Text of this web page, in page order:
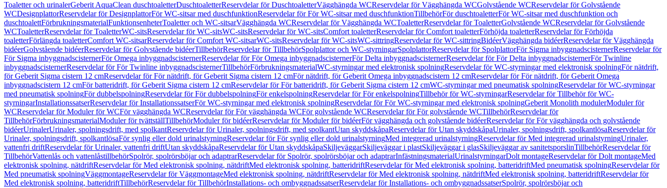
Toaletter och urinalerGeberit AquaClean duschtoaletterDuschtoaletterReservdelar för DuschtoaletterVägghängda WCReservdelar för Vägghängda WCGolvstående WCReservdelar för Golvstående
WCDesignplattorReservdelar för DesignplattorFör WC-sitsar med duschfunktionReservdelar för För WC-sitsar med duschfunktionTillbehörFör duschtoaletterFör WC-sitsar med duschfunktion och
duschtoalettFörbrukningsmaterialFunktionsenheterToaletter och WC-sitsarVägghängda WCReservdelar för Vägghängda WCToaletterReservdelar för ToaletterGolvstående WCReservdelar för Golvstående
WCToaletterReservdelar för ToaletterWC-sitsReservdelar för WC-sitsWC-sitsReservdelar för WC-sitsComfort toaletterReservdelar för Comfort toaletterFörhöjda toaletterReservdelar för Förhöjda
toaletterFörlängda toaletterComfort WC-sitsarReservdelar för Comfort WC-sitsarWC-sitsReservdelar för WC-sitsWC-sittringReservdelar för WC-sittringBidéerVägghängda bidéerReservdelar för Vägghängda
bidéerGolvstående bidéerReservdelar för Golvstående bidéerTillbehörReservdelar för TillbehörSpolplattor och WC-styrningarSpolplattorReservdelar för SpolplattorFör Sigma inbyggnadscisternerReservdelar för
För Sigma inbyggnadscisternerFör Omega inbyggnadscisternerReservdelar för För Omega inbyggnadscisternerFör Delta inbyggnadscisternerReservdelar för För Delta inbyggnadscisternerFör Twinline
inbyggnadscisternerReservdelar för För Twinline inbyggnadscisternerTillbehörFörbrukningsmaterialWC-styrningar med elektronisk spolningReservdelar för WC-styrningar med elektronisk spolningFör nätdrift,
för Geberit Sigma cistern 12 cmReservdelar för För nätdrift, för Geberit Sigma cistern 12 cmFör nätdrift, för Geberit Omega inbyggnadscistern 12 cmReservdelar för För nätdrift, för Geberit Omega
inbyggnadscistern 12 cmFör batteridrift, för Geberit Sigma cistern 12 cmReservdelar för För batteridrift, för Geberit Sigma cistern 12 cmWC-styrningar med pneumatisk spolningReservdelar för WC-styrningar
med pneumatisk spolningFör dubbelspolningReservdelar för För dubbelspolningFör enkelspolningReservdelar för För enkelspolningTillbehör för WC-styrningarReservdelar för Tillbehör för WC-
styrningarInstallationssatserReservdelar för InstallationssatserFör WC-styrningar med elektronisk spolningReservdelar för För WC-styrningar med elektronisk spolningGeberit Monolith modulerModuler för
WCReservdelar för Moduler för WCFör vägghängda WCReservdelar för För vägghängda WCFör golvstående WCReservdelar för För golvstående WCTillbehörReservdelar för
TillbehörFörbrukningsmaterialModuler för tvättställTillbehörModuler för bidéerReservdelar för Moduler för bidéerFör vägghängda och golvstående bidéerReservdelar för För vägghängda och golvstående
bidéerUrinalerUrinaler, spolningsdrift, med spolkantReservdelar för Urinaler, spolningsdrift, med spolkantUtan skyddskåpaReservdelar för Utan skyddskåpaUrinaler, spolningsdrift, spolkantlösaReservdelar för
Urinaler, spolningsdrift, spolkantlösaFör synlig eller dold urinalstyrningReservdelar för För synlig eller dold urinalstyrningMed integrerad urinalstyrningReservdelar för Med integrerad urinalstyrningUrinaler,
vattenfri driftReservdelar för Urinaler, vattenfri driftUtan skyddskåpaReservdelar för Utan skyddskåpaSkiljeväggarSkiljeväggar i plastSkiljeväggar i glasSkiljeväggar av sanitetsporslinTillbehörReservdelar för
TillbehörVattenlås och vattenlåstillbehörSpolrör, spolrörsböjar och adaptrarReservdelar för Spolrör, spolrörsböjar och adaptrarInfästningsmaterialUrinalstyrningarDolt montageReservdelar för Dolt montageMed
elektronisk spolning, nätdriftReservdelar för Med elektronisk spolning, nätdriftMed elektronisk spolning, batteridriftReservdelar för Med elektronisk spolning, batteridriftMed pneumatisk spolningReservdelar för
Med pneumatisk spolningVäggmontageReservdelar för VäggmontageMed elektronisk spolning, nätdriftReservdelar för Med elektronisk spolning, nätdriftMed elektronisk spolning, batteridriftReservdelar för
Med elektronisk spolning, batteridriftTillbehörReservdelar för TillbehörInstallations- och ombyggnadssatserReservdelar för Installations- och ombyggnadssatserSpolrör, spolrörsböjar och